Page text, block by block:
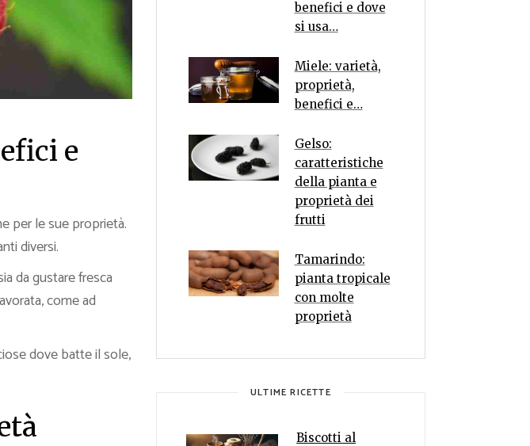
e
per le sue proprietà.
diversi.
da gustare fresca
come ad
dove batte il sole,
benefici e dove
si usa…
Miele: varietà,
proprietà,
benefici e…
Gelso:
caratteristiche
della pianta e
proprietà dei
frutti
Tamarindo:
pianta tropicale
con molte
proprietà
ULTIME RICETTE
Biscotti al